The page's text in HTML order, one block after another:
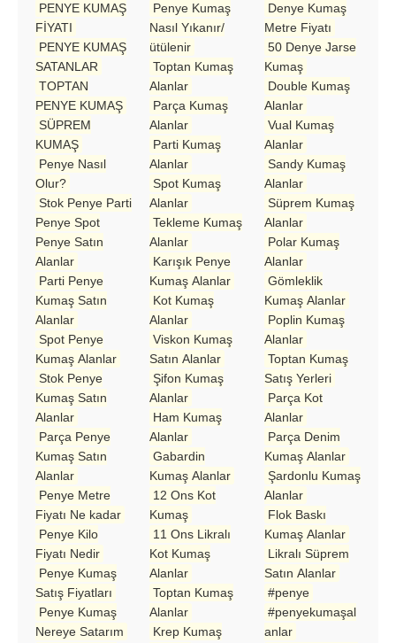
PENYE KUMAŞ
FİYATI
PENYE KUMAŞ
SATANLAR
TOPTAN
PENYE KUMAŞ
SÜPREM
KUMAŞ
Penye Nasıl
Olur?
Stok Penye Parti
Penye Spot
Penye Satın
Alanlar
Parti Penye
Kumaş Satın
Alanlar
Spot Penye
Kumaş Alanlar
Stok Penye
Kumaş Satın
Alanlar
Parça Penye
Kumaş Satın
Alanlar
Penye Metre
Fiyatı Ne kadar
Penye Kilo
Fiyatı Nedir
Penye Kumaş
Satış Fiyatları
Penye Kumaş
Nereye Satarım
Penye Kumaş
Nasıl Yıkanır/
ütülenir
Toptan Kumaş
Alanlar
Parça Kumaş
Alanlar
Parti Kumaş
Alanlar
Spot Kumaş
Alanlar
Tekleme Kumaş
Alanlar
Karışık Penye
Kumaş Alanlar
Kot Kumaş
Alanlar
Viskon Kumaş
Satın Alanlar
Şifon Kumaş
Alanlar
Ham Kumaş
Alanlar
Gabardin
Kumaş Alanlar
12 Ons Kot
Kumaş
11 Ons Likralı
Kot Kumaş
Alanlar
Toptan Kumaş
Alanlar
Krep Kumaş
Denye Kumaş
Metre Fiyatı
50 Denye Jarse
Kumaş
Double Kumaş
Alanlar
Vual Kumaş
Alanlar
Sandy Kumaş
Alanlar
Süprem Kumaş
Alanlar
Polar Kumaş
Alanlar
Gömleklik
Kumaş Alanlar
Poplin Kumaş
Alanlar
Toptan Kumaş
Satış Yerleri
Parça Kot
Alanlar
Parça Denim
Kumaş Alanlar
Şardonlu Kumaş
Alanlar
Flok Baskı
Kumaş Alanlar
Likralı Süprem
Satın Alanlar
#penye
#penyekumaşal
anlar